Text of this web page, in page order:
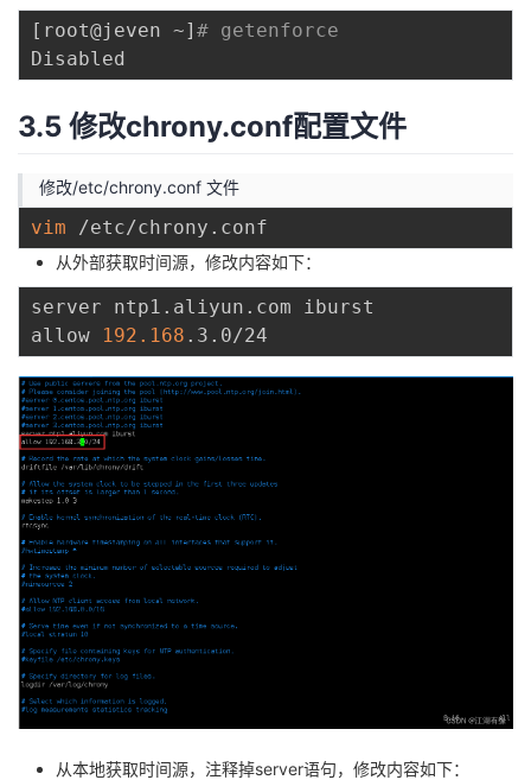
[ root@jeven ~] # getenforce
3.5 修改chrony.conf配置文件
修改/etc/chrony.conf 文件
vim
从外部获取时间源，修改内容如下：
server ntp1.aliyun.com iburst
allow
192.168
从本地获取时间源，注释掉server语句，修改内容如下：